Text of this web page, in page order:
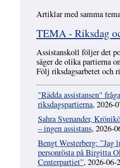
Artiklar med samma
TEMA - Riksdag
Assistanskoll följer det
säger de olika partierna
Följ riksdagsarbetet och
"Rädda assistansen"
riksdagspartierna, 2026-
Sahra Svenander,
– ingen assistans, 2026-
Bengt Westerberg: ”Jag
personrösta på Birgitta
Centerpartiet”, 2026-06-